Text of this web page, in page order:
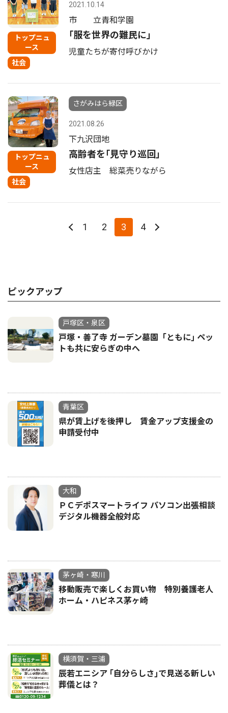
トップニュ
ース
社会
2021.10.14
市 立青和学園
｢服を世界の難民に｣
児童たちが寄付呼びかけ
トップニュ
ース
社会
さがみはら緑区
2021.08.26
下九沢団地
高齢者を｢見守り巡回｣
女性店主 総菜売りながら
1 2 3 4
ピックアップ
戸塚区・泉区
戸塚・善了寺 ガーデン墓園「ともに｣ ペッ
トも共に安らぎの中へ
青葉区
県が賃上げを後押し 賃金アップ支援金の
申請受付中
大和
ＰＣデポスマートライフ パソコン出張相談
デジタル機器全般対応
茅ヶ崎・寒川
移動販売で楽しくお買い物 特別養護老人
ホーム・ハピネス茅ヶ崎
横須賀・三浦
辰若エニシア ｢自分らしさ｣で見送る新しい
葬儀とは？